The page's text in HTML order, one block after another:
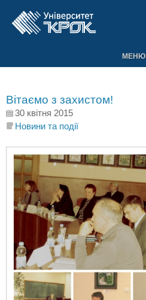
МЕНЮ
Вітаємо з захистом!
30 квітня 2015
Новини та події